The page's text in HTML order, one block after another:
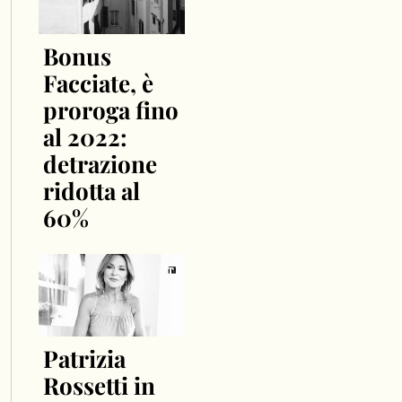
Bonus
Facciate, è
proroga fino
al 2022:
detrazione
ridotta al
60%
Patrizia
Rossetti in